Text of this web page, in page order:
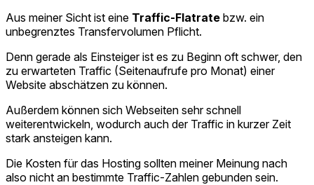
Aus meiner Sicht ist eine Traffic-Flatrate bzw. ein
unbegrenztes Transfervolumen Pflicht.
Denn gerade als Einsteiger ist es zu Beginn oft schwer, den
zu erwarteten Traffic (Seitenaufrufe pro Monat) einer
Website abschätzen zu können.
Außerdem können sich Webseiten sehr schnell
weiterentwickeln, wodurch auch der Traffic in kurzer Zeit
stark ansteigen kann.
Die Kosten für das Hosting sollten meiner Meinung nach
also nicht an bestimmte Traffic-Zahlen gebunden sein.